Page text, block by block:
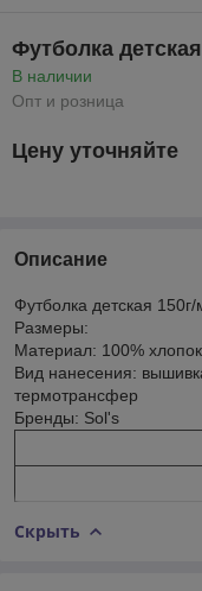
Футболка
В наличии
Опт и розница
Цену уточняйте
Описание
Футболка детская
Размеры:
Материал: 100%
Вид нанесения:
термотрансфер
Бренды: Sol's
Скрыть